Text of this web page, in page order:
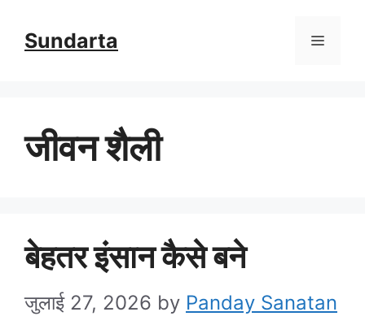
Sundarta Menu
जीवन शैली
बेहतर इंसान कैसे बने
जुलाई 27, 2026 by Panday Sanatan